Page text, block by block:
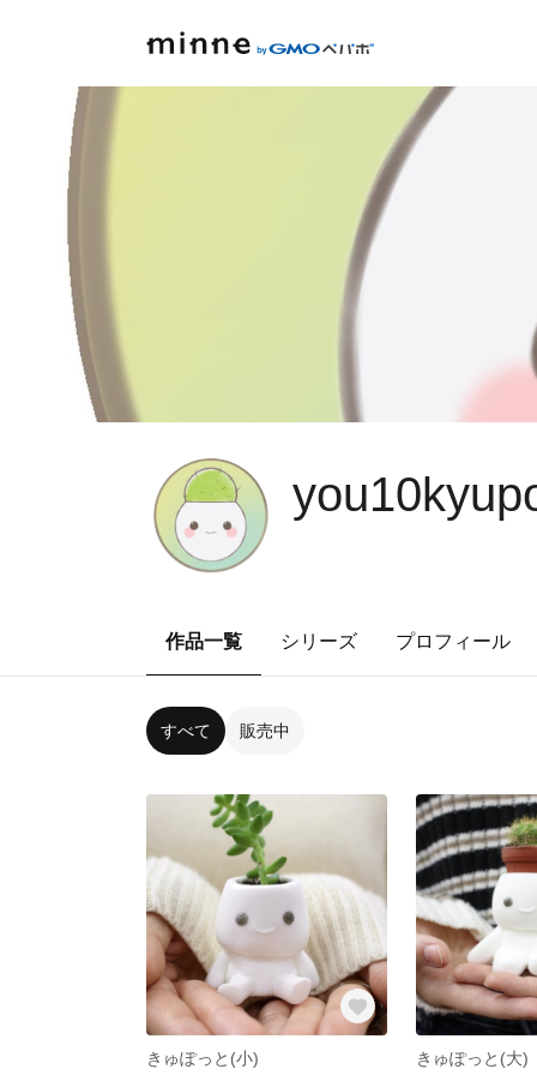
作品一覧 シリーズ プロフィール
すべて 販売中
きゅぽっと(小) きゅぽっと(大)